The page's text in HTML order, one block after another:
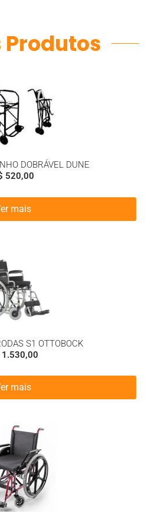
Produtos
DOBRÁVEL DUNE
520,00
mais
S1 OTTOBOCK
1.530,00
mais